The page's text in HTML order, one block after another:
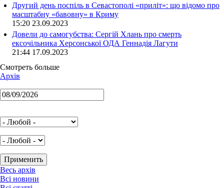
Другий день поспіль в Севастополі «приліт»: що відомо про
масштабну «бавовну» в Криму
15:20 23.09.2023
Довели до самогубства: Сергій Хлань про смерть
ексочільника Херсонської ОДА Геннадія Лагути
21:44 17.09.2023
Смотреть больше
Архів
Весь архів
Всі новини